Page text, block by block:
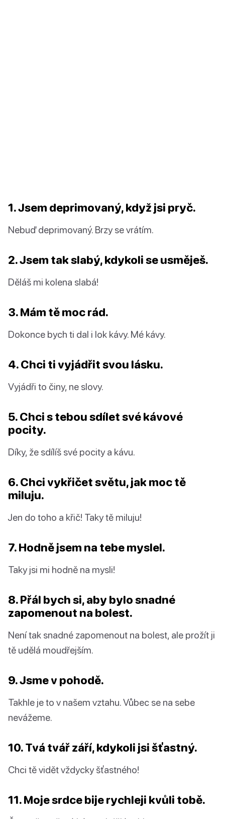
1. Jsem deprimovaný, když jsi pryč.
Nebuď deprimovaný. Brzy se vrátím.
2. Jsem tak slabý, kdykoli se usměješ.
Děláš mi kolena slabá!
3. Mám tě moc rád.
Dokonce bych ti dal i lok kávy. Mé kávy.
4. Chci ti vyjádřit svou lásku.
Vyjádři to činy, ne slovy.
5. Chci s tebou sdílet své kávové
pocity.
Díky, že sdílíš své pocity a kávu.
6. Chci vykřičet světu, jak moc tě
miluju.
Jen do toho a křič! Taky tě miluju!
7. Hodně jsem na tebe myslel.
Taky jsi mi hodně na mysli!
8. Přál bych si, aby bylo snadné
zapomenout na bolest.
Není tak snadné zapomenout na bolest, ale prožít ji
tě udělá moudřejším.
9. Jsme v pohodě.
Takhle je to v našem vztahu. Vůbec se na sebe
nevážeme.
10. Tvá tvář září, kdykoli jsi šťastný.
Chci tě vidět vždycky šťastného!
11. Moje srdce bije rychleji kvůli tobě.